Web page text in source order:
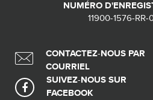
NUMÉRO
11900-1576-RR-
CONTACTEZ-NOUS PAR
COURRIEL
SUIVEZ-NOUS SUR
FACEBOOK